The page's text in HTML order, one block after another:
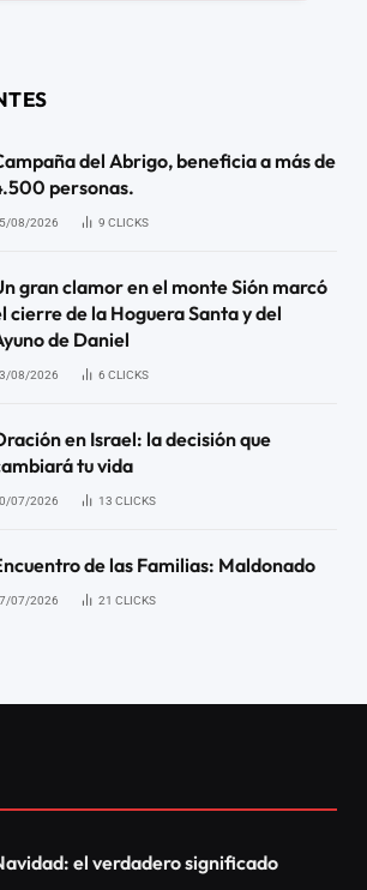
del Abrigo, beneficia a más de
personas.
08/2026 9 CLICKS
gran clamor en el monte Sión marcó
cierre de la Hoguera Santa y del
de Daniel
08/2026 6 CLICKS
en Israel: la decisión que
tu vida
07/2026 13 CLICKS
de las Familias: Maldonado
07/2026 21 CLICKS
el verdadero significado